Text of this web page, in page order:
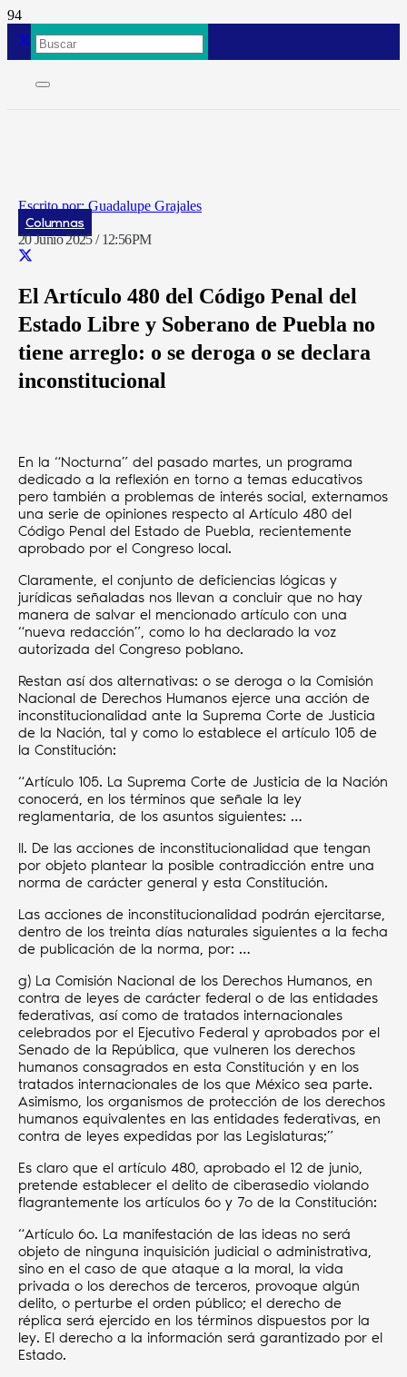
Guadalupe Grajales
Columnas
20 Junio 2025 / 12:56PM
El Artículo 480 del Código Penal del
Estado Libre y Soberano de Puebla no
tiene arreglo: o se deroga o se declara
inconstitucional
En la “Nocturna” del pasado martes, un programa
dedicado a la reflexión en torno a temas educativos
pero también a problemas de interés social, externamos
una serie de opiniones respecto al Artículo 480 del
Código Penal del Estado de Puebla, recientemente
aprobado por el Congreso local.
Claramente, el conjunto de deficiencias lógicas y
jurídicas señaladas nos llevan a concluir que no hay
manera de salvar el mencionado artículo con una
“nueva redacción”, como lo ha declarado la voz
autorizada del Congreso poblano.
Restan así dos alternativas: o se deroga o la Comisión
Nacional de Derechos Humanos ejerce una acción de
inconstitucionalidad ante la Suprema Corte de Justicia
de la Nación, tal y como lo establece el artículo 105 de
la Constitución:
“Artículo 105. La Suprema Corte de Justicia de la Nación
conocerá, en los términos que señale la ley
reglamentaria, de los asuntos siguientes: …
II. De las acciones de inconstitucionalidad que tengan
por objeto plantear la posible contradicción entre una
norma de carácter general y esta Constitución.
Las acciones de inconstitucionalidad podrán ejercitarse,
dentro de los treinta días naturales siguientes a la fecha
de publicación de la norma, por: …
g) La Comisión Nacional de los Derechos Humanos, en
contra de leyes de carácter federal o de las entidades
federativas, así como de tratados internacionales
celebrados por el Ejecutivo Federal y aprobados por el
Senado de la República, que vulneren los derechos
humanos consagrados en esta Constitución y en los
tratados internacionales de los que México sea parte.
Asimismo, los organismos de protección de los derechos
humanos equivalentes en las entidades federativas, en
contra de leyes expedidas por las Legislaturas;”
Es claro que el artículo 480, aprobado el 12 de junio,
pretende establecer el delito de ciberasedio violando
flagrantemente los artículos 6o y 7o de la Constitución:
“Artículo 6o. La manifestación de las ideas no será
objeto de ninguna inquisición judicial o administrativa,
sino en el caso de que ataque a la moral, la vida
privada o los derechos de terceros, provoque algún
delito, o perturbe el orden público; el derecho de
réplica será ejercido en los términos dispuestos por la
ley. El derecho a la información será garantizado por el
Estado.